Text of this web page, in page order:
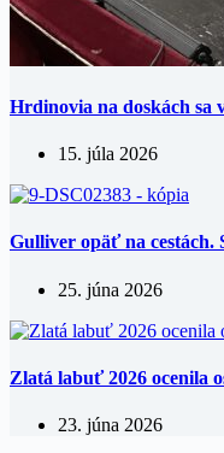
Hrdinovia na doskách sa
15. júla 2026
Gulliver opäť na cestách.
25. júna 2026
Zlatá labuť 2026 ocenila
23. júna 2026